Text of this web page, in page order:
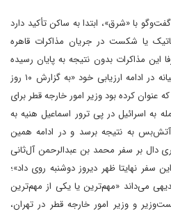
با «شرق»، ابتدا به ساکن تأکید دارد
یا شکست در جریان مذاکرات قاهره
این مذاکرات بدون نتیجه به پایان رسیده
است». تحلیلگر ارشد مسائل خاورمیانه در ادامه ارزیابی خود «به گزارش ۱۰ روز
عنوان کرده بود وزیر امور خارجه قطر برای
به اسرائیل در پی ترور اسماعیل هنیه به
آتش‌بس به نتیجه برسد و در ادامه همین
دال بر سفر محمد بن عبدالرحمن آل‌ثانی
نهایتا ظهر دیروز دوشنبه روی داد»؛
می‌داند «مهم‌ترین یا یکی از مهم‌ترین
و وزیر امور خارجه قطر در تهران،